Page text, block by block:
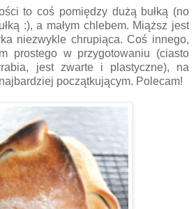
to coś pomiędzy dużą bułką (no
:), a małym chlebem. Miąższ jest
niezwykle chrupiąca. Coś innego,
prostego w przygotowaniu (ciasto
jest zwarte i plastyczne), na
początkującym. Polecam!